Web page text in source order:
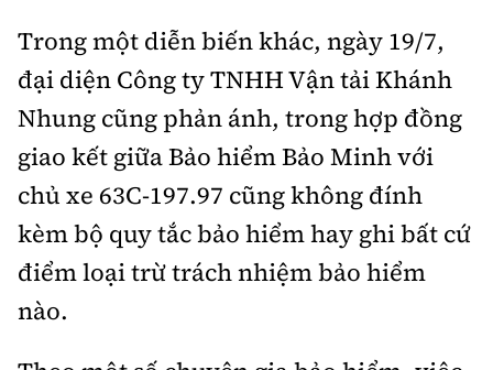
Trong một diễn biến khác, ngày 19/7,
đại diện Công ty TNHH Vận tải Khánh
Nhung cũng phản ánh, trong hợp đồng
giao kết giữa Bảo hiểm Bảo Minh với
chủ xe 63C-197.97 cũng không đính
kèm bộ quy tắc bảo hiểm hay ghi bất cứ
điểm loại trừ trách nhiệm bảo hiểm
nào.